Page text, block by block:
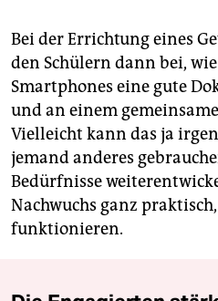
Bei der Errichtung eines
den Schülern dann bei,
Smartphones eine gute
und an einem
Vielleicht kann das ja
jemand anderes
Bedürfnisse
Nachwuchs ganz
funktionieren.